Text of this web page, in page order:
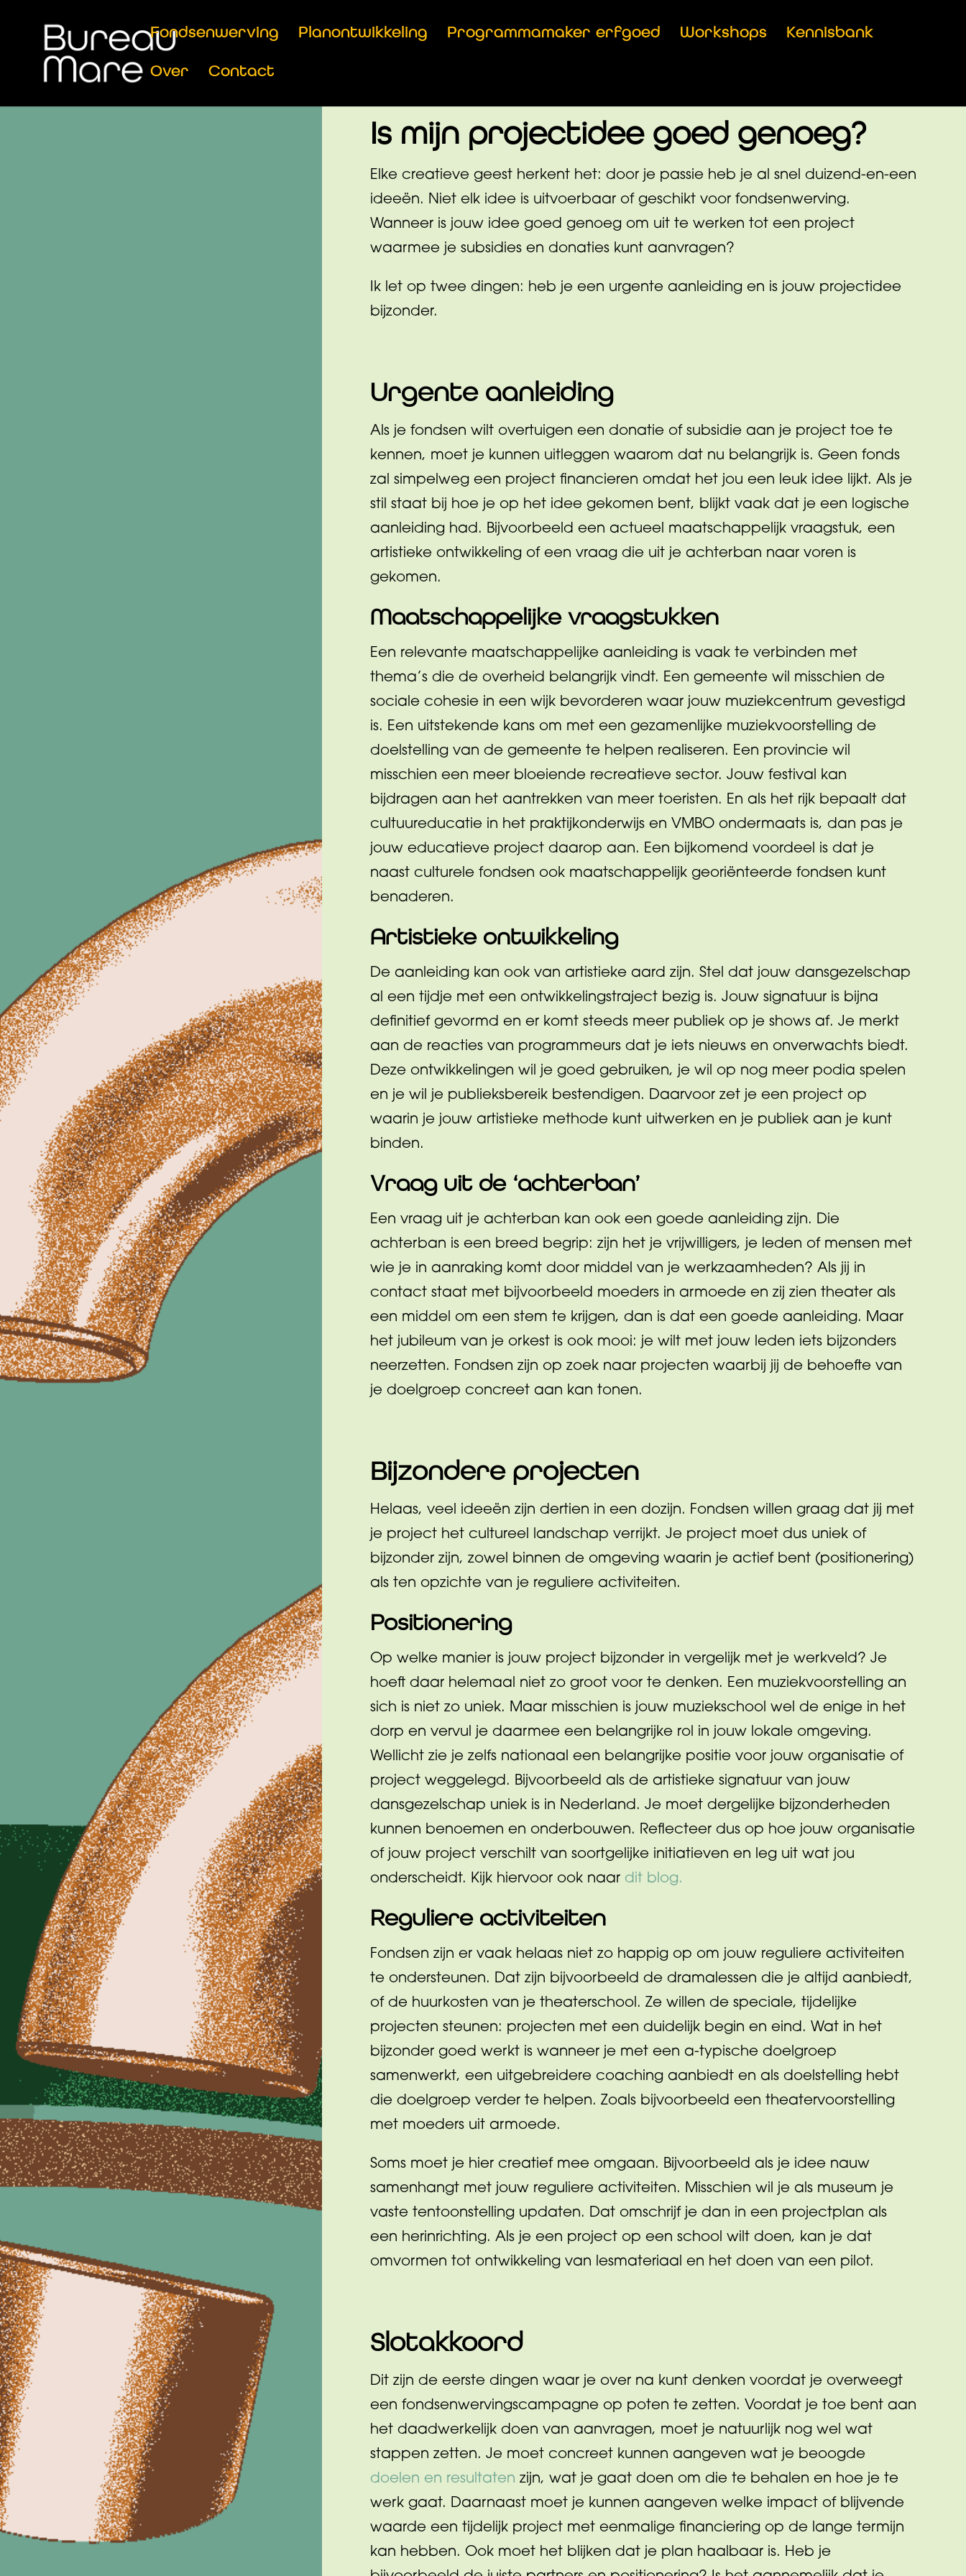
Fondsenwerving Planontwikkeling Programmamaker erfgoed Workshops Kennisbank
Over Contact
Is mijn projectidee goed genoeg?
Elke creatieve geest herkent het: door je passie heb je al snel duizend-en-een
ideeën. Niet elk idee is uitvoerbaar of geschikt voor fondsenwerving.
Wanneer is jouw idee goed genoeg om uit te werken tot een project
waarmee je subsidies en donaties kunt aanvragen?
Ik let op twee dingen: heb je een urgente aanleiding en is jouw projectidee
bijzonder.
Urgente aanleiding
Als je fondsen wilt overtuigen een donatie of subsidie aan je project toe te
kennen, moet je kunnen uitleggen waarom dat nu belangrijk is. Geen fonds
zal simpelweg een project financieren omdat het jou een leuk idee lijkt. Als je
stil staat bij hoe je op het idee gekomen bent, blijkt vaak dat je een logische
aanleiding had. Bijvoorbeeld een actueel maatschappelijk vraagstuk, een
artistieke ontwikkeling of een vraag die uit je achterban naar voren is
gekomen.
Maatschappelijke vraagstukken
Een relevante maatschappelijke aanleiding is vaak te verbinden met
thema’s die de overheid belangrijk vindt. Een gemeente wil misschien de
sociale cohesie in een wijk bevorderen waar jouw muziekcentrum gevestigd
is. Een uitstekende kans om met een gezamenlijke muziekvoorstelling de
doelstelling van de gemeente te helpen realiseren. Een provincie wil
misschien een meer bloeiende recreatieve sector. Jouw festival kan
bijdragen aan het aantrekken van meer toeristen. En als het rijk bepaalt dat
cultuureducatie in het praktijkonderwijs en VMBO ondermaats is, dan pas je
jouw educatieve project daarop aan. Een bijkomend voordeel is dat je
naast culturele fondsen ook maatschappelijk georiënteerde fondsen kunt
benaderen.
Artistieke ontwikkeling
De aanleiding kan ook van artistieke aard zijn. Stel dat jouw dansgezelschap
al een tijdje met een ontwikkelingstraject bezig is. Jouw signatuur is bijna
definitief gevormd en er komt steeds meer publiek op je shows af. Je merkt
aan de reacties van programmeurs dat je iets nieuws en onverwachts biedt.
Deze ontwikkelingen wil je goed gebruiken, je wil op nog meer podia spelen
en je wil je publieksbereik bestendigen. Daarvoor zet je een project op
waarin je jouw artistieke methode kunt uitwerken en je publiek aan je kunt
binden.
Vraag uit de ‘achterban’
Een vraag uit je achterban kan ook een goede aanleiding zijn. Die
achterban is een breed begrip: zijn het je vrijwilligers, je leden of mensen met
wie je in aanraking komt door middel van je werkzaamheden? Als jij in
contact staat met bijvoorbeeld moeders in armoede en zij zien theater als
een middel om een stem te krijgen, dan is dat een goede aanleiding. Maar
het jubileum van je orkest is ook mooi: je wilt met jouw leden iets bijzonders
neerzetten. Fondsen zijn op zoek naar projecten waarbij jij de behoefte van
je doelgroep concreet aan kan tonen.
Bijzondere projecten
Helaas, veel ideeën zijn dertien in een dozijn. Fondsen willen graag dat jij met
je project het cultureel landschap verrijkt. Je project moet dus uniek of
bijzonder zijn, zowel binnen de omgeving waarin je actief bent (positionering)
als ten opzichte van je reguliere activiteiten.
Positionering
Op welke manier is jouw project bijzonder in vergelijk met je werkveld? Je
hoeft daar helemaal niet zo groot voor te denken. Een muziekvoorstelling an
sich is niet zo uniek. Maar misschien is jouw muziekschool wel de enige in het
dorp en vervul je daarmee een belangrijke rol in jouw lokale omgeving.
Wellicht zie je zelfs nationaal een belangrijke positie voor jouw organisatie of
project weggelegd. Bijvoorbeeld als de artistieke signatuur van jouw
dansgezelschap uniek is in Nederland. Je moet dergelijke bijzonderheden
kunnen benoemen en onderbouwen. Reflecteer dus op hoe jouw organisatie
of jouw project verschilt van soortgelijke initiatieven en leg uit wat jou
onderscheidt. Kijk hiervoor ook naar dit blog.
Reguliere activiteiten
Fondsen zijn er vaak helaas niet zo happig op om jouw reguliere activiteiten
te ondersteunen. Dat zijn bijvoorbeeld de dramalessen die je altijd aanbiedt,
of de huurkosten van je theaterschool. Ze willen de speciale, tijdelijke
projecten steunen: projecten met een duidelijk begin en eind. Wat in het
bijzonder goed werkt is wanneer je met een a-typische doelgroep
samenwerkt, een uitgebreidere coaching aanbiedt en als doelstelling hebt
die doelgroep verder te helpen. Zoals bijvoorbeeld een theatervoorstelling
met moeders uit armoede.
Soms moet je hier creatief mee omgaan. Bijvoorbeeld als je idee nauw
samenhangt met jouw reguliere activiteiten. Misschien wil je als museum je
vaste tentoonstelling updaten. Dat omschrijf je dan in een projectplan als
een herinrichting. Als je een project op een school wilt doen, kan je dat
omvormen tot ontwikkeling van lesmateriaal en het doen van een pilot.
Slotakkoord
Dit zijn de eerste dingen waar je over na kunt denken voordat je overweegt
een fondsenwervingscampagne op poten te zetten. Voordat je toe bent aan
het daadwerkelijk doen van aanvragen, moet je natuurlijk nog wel wat
stappen zetten. Je moet concreet kunnen aangeven wat je beoogde
doelen en resultaten zijn, wat je gaat doen om die te behalen en hoe je te
werk gaat. Daarnaast moet je kunnen aangeven welke impact of blijvende
waarde een tijdelijk project met eenmalige financiering op de lange termijn
kan hebben. Ook moet het blijken dat je plan haalbaar is. Heb je